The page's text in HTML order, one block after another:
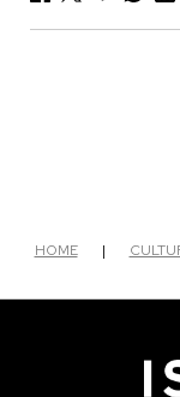
HOME |